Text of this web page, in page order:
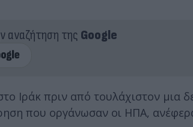
αναζήτηση της Google
Ιράκ πριν από τουλάχιστον μια
που οργάνωσαν οι ΗΠΑ,